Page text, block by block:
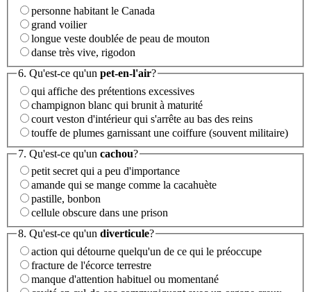
personne habitant le Canada
grand voilier
longue veste doublée de peau de mouton
danse très vive, rigodon
6. Qu'est-ce qu'un pet-en-l'air?
qui affiche des prétentions excessives
champignon blanc qui brunit à maturité
court veston d'intérieur qui s'arrête au bas des reins
touffe de plumes garnissant une coiffure (souvent militaire)
7. Qu'est-ce qu'un cachou?
petit secret qui a peu d'importance
amande qui se mange comme la cacahuète
pastille, bonbon
cellule obscure dans une prison
8. Qu'est-ce qu'un diverticule?
action qui détourne quelqu'un de ce qui le préoccupe
fracture de l'écorce terrestre
manque d'attention habituel ou momentané